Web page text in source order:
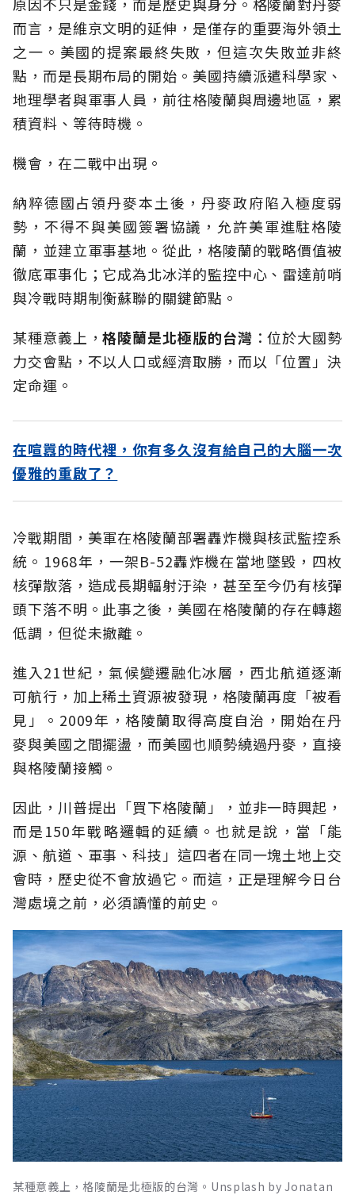
而言，是維京文明的延伸，是僅存的重要海外領土
之一。美國的提案最終失敗，但這次失敗並非終
點，而是長期布局的開始。美國持續派遣科學家、
地理學者與軍事人員，前往格陵蘭與周邊地區，累
積資料、等待時機。
機會，在二戰中出現。
納粹德國占領丹麥本土後，丹麥政府陷入極度弱
勢，不得不與美國簽署協議，允許美軍進駐格陵
蘭，並建立軍事基地。從此，格陵蘭的戰略價值被
徹底軍事化；它成為北冰洋的監控中心、雷達前哨
與冷戰時期制衡蘇聯的關鍵節點。
某種意義上，格陵蘭是北極版的台灣 ：位於大國勢
力交會點，不以人口或經濟取勝，而以「位置」決
定命運。
在喧囂的時代裡，你有多久沒有給自己的大腦一次
優雅的重啟了？
冷戰期間，美軍在格陵蘭部署轟炸機與核武監控系
統。1968年，一架B-52轟炸機在當地墜毀，四枚
核彈散落，造成長期輻射汙染，甚至至今仍有核彈
頭下落不明。此事之後，美國在格陵蘭的存在轉趨
低調，但從未撤離。
進入21世紀，氣候變遷融化冰層，西北航道逐漸
可航行，加上稀土資源被發現，格陵蘭再度「被看
見」。2009年，格陵蘭取得高度自治，開始在丹
麥與美國之間擺盪，而美國也順勢繞過丹麥，直接
與格陵蘭接觸。
因此，川普提出「買下格陵蘭」，並非一時興起，
而是150年戰略邏輯的延續。也就是說，當「能
源、航道、軍事、科技」這四者在同一塊土地上交
會時，歷史從不會放過它。而這，正是理解今日台
灣處境之前，必須讀懂的前史。
某種意義上，格陵蘭是北極版的台灣。Unsplash by Jonatan